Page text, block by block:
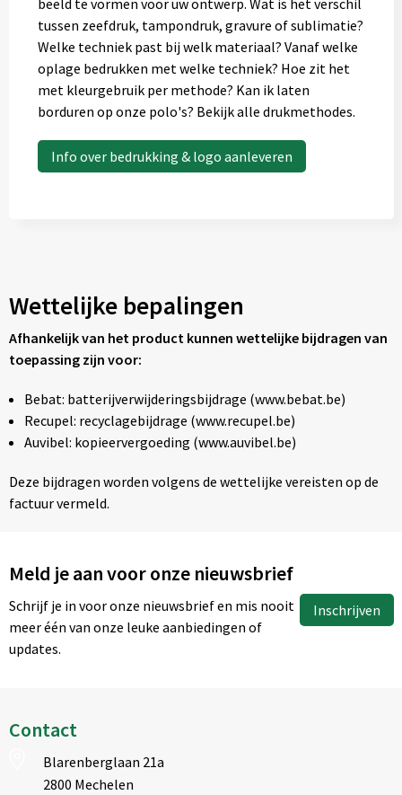
beeld te vormen voor uw ontwerp. Wat is het verschil
tussen zeefdruk, tampondruk, gravure of sublimatie?
Welke techniek past bij welk materiaal? Vanaf welke
oplage bedrukken met welke techniek? Hoe zit het
met kleurgebruik per methode? Kan ik laten
borduren op onze polo's? Bekijk alle drukmethodes.
Info over bedrukking & logo aanleveren
Wettelijke bepalingen
Afhankelijk van het product kunnen wettelijke bijdragen van
toepassing zijn voor:
Bebat: batterijverwijderingsbijdrage (www.bebat.be)
Recupel: recyclagebijdrage (www.recupel.be)
Auvibel: kopieervergoeding (www.auvibel.be)
Deze bijdragen worden volgens de wettelijke vereisten op de
factuur vermeld.
Meld je aan voor onze nieuwsbrief
Schrijf je in voor onze nieuwsbrief en mis nooit
meer één van onze leuke aanbiedingen of
updates.
Inschrijven
Contact
Blarenberglaan 21a
2800 Mechelen